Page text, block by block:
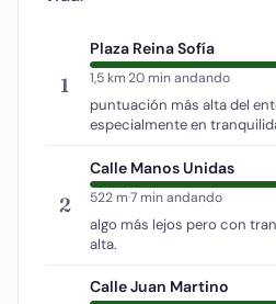
1
Plaza Reina Sofía
1,5 km·20 min andando
puntuación más alta del
especialmente en
2
Calle Manos Unidas
522 m·7 min andando
algo más lejos pero con
alta.
Calle Juan Martino